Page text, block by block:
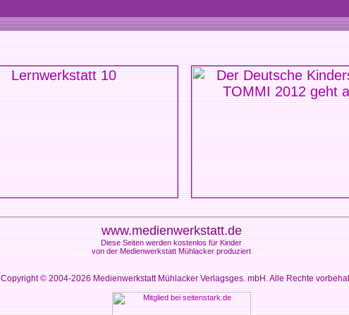
www.medienwerkstatt.de
Diese Seiten werden kostenlos für Kinder
von der Medienwerkstatt Mühlacker produziert
Copyright © 2004-2026Medienwerkstatt Mühlacker Verlagsges. mbH. Alle Rechte